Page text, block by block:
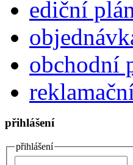
ediční plán
obchodní
přihlášení
přihlášení